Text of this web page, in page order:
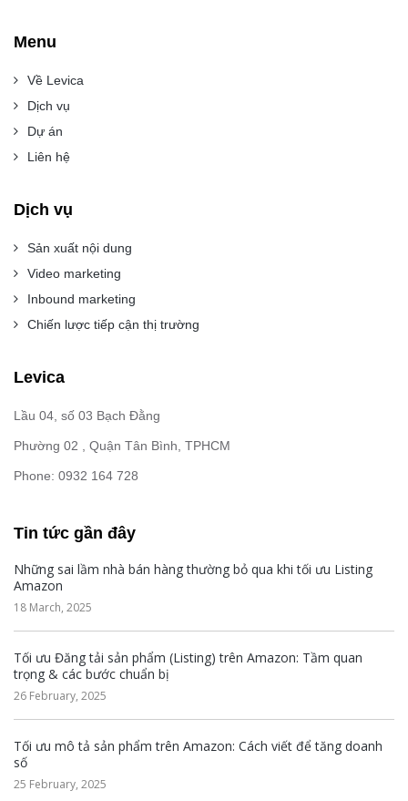
Menu
Về Levica
Dịch vụ
Dự án
Liên hệ
Dịch vụ
Sản xuất nội dung
Video marketing
Inbound marketing
Chiến lược tiếp cận thị trường
Levica
Lầu 04, số 03 Bạch Đằng
Phường 02 , Quận Tân Bình, TPHCM
Phone: 0932 164 728
Tin tức gần đây
Những sai lầm nhà bán hàng thường bỏ qua khi tối ưu Listing
Amazon
18 March, 2025
Tối ưu Đăng tải sản phẩm (Listing) trên Amazon: Tầm quan
trọng & các bước chuẩn bị
26 February, 2025
Tối ưu mô tả sản phẩm trên Amazon: Cách viết để tăng doanh
số
25 February, 2025